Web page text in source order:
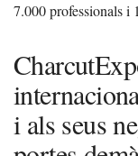
7.000 professionals i
i als seus